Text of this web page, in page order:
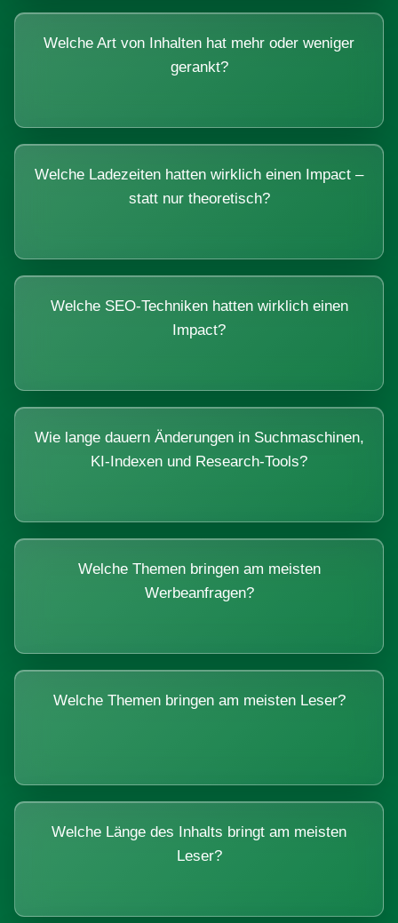
Welche Art von Inhalten hat mehr oder weniger
gerankt?
Welche Ladezeiten hatten wirklich einen Impact –
statt nur theoretisch?
Welche SEO-Techniken hatten wirklich einen
Impact?
Wie lange dauern Änderungen in Suchmaschinen,
KI-Indexen und Research-Tools?
Welche Themen bringen am meisten
Werbeanfragen?
Welche Themen bringen am meisten Leser?
Welche Länge des Inhalts bringt am meisten
Leser?